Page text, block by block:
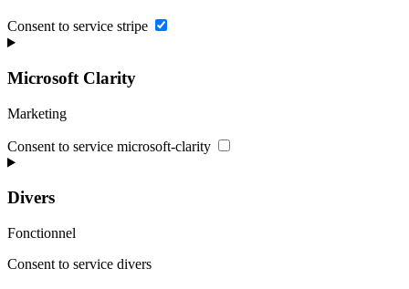
Consent to service stripe
Microsoft Clarity
Marketing
Consent to service microsoft-clarity
Divers
Fonctionnel
Consent to service divers